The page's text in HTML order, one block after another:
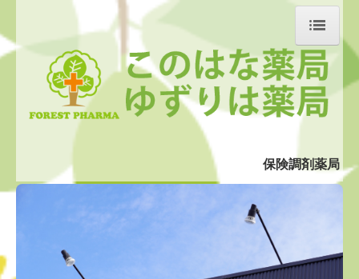
ホーム
当薬局について
このはな薬局
在宅医療
保険調剤薬局